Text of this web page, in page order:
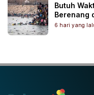
Butuh
Berenang
6 hari yang